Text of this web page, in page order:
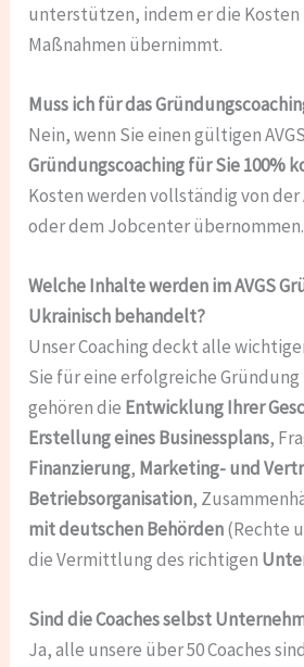
unterstützen, indem er die
Maßnahmen übernimmt.
Muss ich für das
Nein, wenn Sie einen gültigen
Gründungscoaching für Sie 100%
Kosten werden vollständig von
oder dem Jobcenter übernommen.
Welche Inhalte werden im AVGS
Ukrainisch behandelt?
Unser Coaching deckt alle
Sie für eine erfolgreiche Gründung
gehören die Entwicklung Ihrer
Erstellung eines Businessplans,
Finanzierung, Marketing- und
Betriebsorganisation,
mit deutschen Behörden(Rechte
die Vermittlung des richtigen
Sind die Coaches selbst
Ja, alle unsere über 50 Coaches